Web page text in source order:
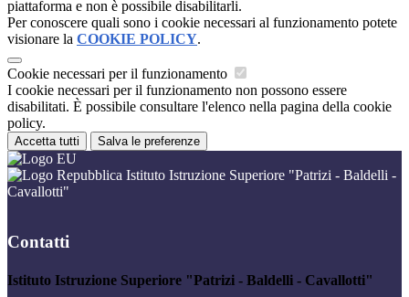
piattaforma e non è possibile disabilitarli.
Per conoscere quali sono i cookie necessari al funzionamento potete
visionare la COOKIE POLICY.
Cookie necessari per il funzionamento
I cookie necessari per il funzionamento non possono essere
disabilitati. È possibile consultare l'elenco nella pagina della cookie
policy.
Accetta tutti Salva le preferenze
Istituto Istruzione Superiore "Patrizi - Baldelli -
Cavallotti"
Contatti
Istituto Istruzione Superiore "Patrizi - Baldelli - Cavallotti"